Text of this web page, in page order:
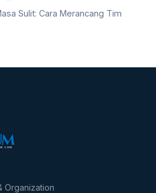
Sulit: Cara Merancang Tim
Organization